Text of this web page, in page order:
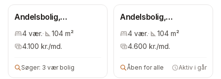
Andelsbolig,
Frederiksberg
4 vær.· 104 m²
4.100 kr./md.
Søger: 3 vær bolig
Andelsbolig,
Frederiksberg
4 vær.· 104 m²
4.600 kr./md.
Åben for alle Aktiv i går